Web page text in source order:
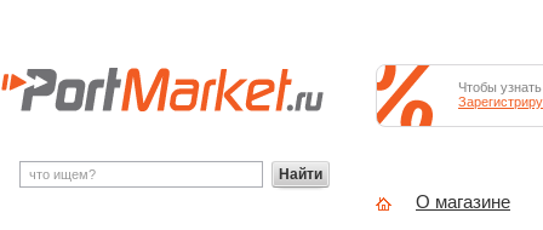
Найти
Чтобы
О магазине